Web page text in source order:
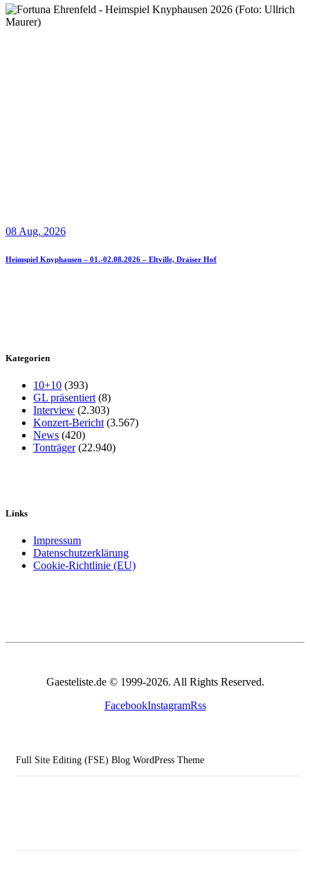
08 Aug. 2026
Heimspiel Knyphausen – 01.-02.08.2026 – Eltville, Draiser Hof
Kategorien
10+10 (393)
GL präsentiert (8)
Interview (2.303)
Konzert-Bericht (3.567)
News (420)
Tonträger(22.940)
Links
Impressum
Datenschutzerklärung
Cookie-Richtlinie (EU)
Gaesteliste.de © 1999-2026. All Rights Reserved.
FacebookInstagramRss
Full Site Editing (FSE) Blog WordPress Theme